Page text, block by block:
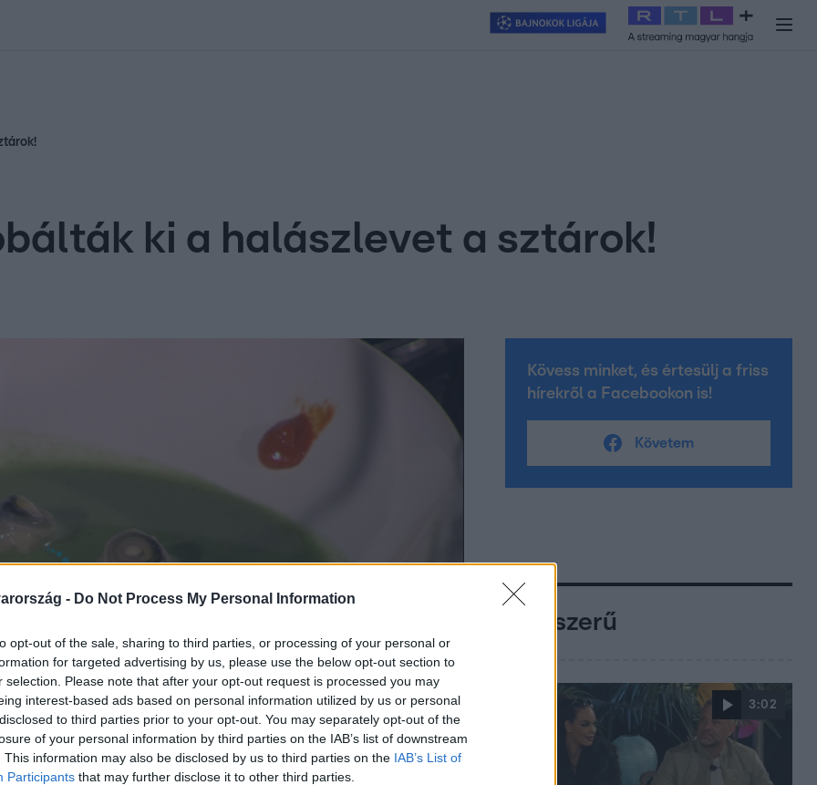
- Do Not Process My Personal Information
opt-out of the sale, sharing to third parties, or processing of your personal or
for targeted advertising by us, please use the below opt-out section to
selection. Please note that after your opt-out request is processed you may
interest-based ads based on personal information utilized by us or personal
to third parties prior to your opt-out. You may separately opt-out of the
of your personal information by third parties on the IAB’s list of downstream
This information may also be disclosed by us to third parties on the IAB’s List of
Participants that may further disclose it to other third parties.
Exek csatája 2026 Celeb vagyok, ments ki innen
ki a halászlevet a sztárok!
Kövess minket, és értesülj a friss
hírekről a Facebookon is!
Követem
Népszerű
3:02